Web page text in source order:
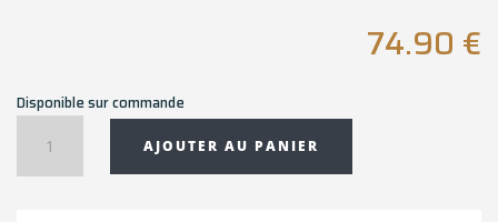
74.90 €
Disponible sur commande
Tapis
AJOUTER AU PANIER